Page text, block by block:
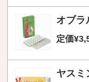
オブラ
定価
ヤスミ